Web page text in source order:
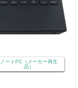
ノートPC（メーカー再生
品）